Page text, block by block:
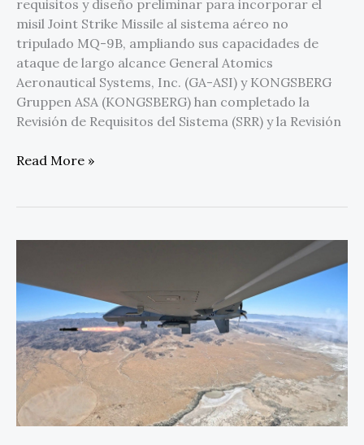
requisitos y diseño preliminar para incorporar el
misil Joint Strike Missile al sistema aéreo no
tripulado MQ-9B, ampliando sus capacidades de
ataque de largo alcance General Atomics
Aeronautical Systems, Inc. (GA-ASI) y KONGSBERG
Gruppen ASA (KONGSBERG) han completado la
Revisión de Requisitos del Sistema (SRR) y la Revisión
Read More »
completa
la
certificación
del
armamento
del
Protector
británico